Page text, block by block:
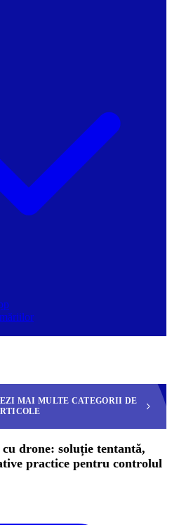
MAI MULTE CATEGORII DE
drone: soluție tentantă,
practice pentru controlul